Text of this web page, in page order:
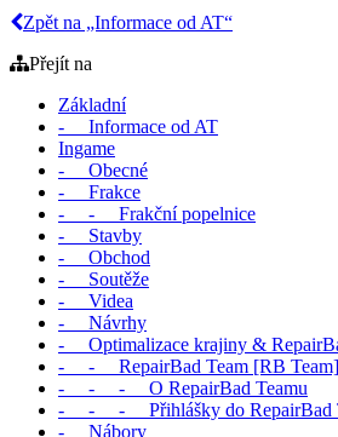
Zpět na „Informace od AT“
Přejít na
Základní
- Informace od AT
Ingame
- Obecné
- Frakce
- - Frakční popelnice
- Stavby
- Obchod
- Soutěže
- Videa
- Návrhy
- Optimalizace krajiny &
- - RepairBad Team [RB Team]
- - - O RepairBad Teamu
- - - Přihlášky do RepairBad
- Nábory